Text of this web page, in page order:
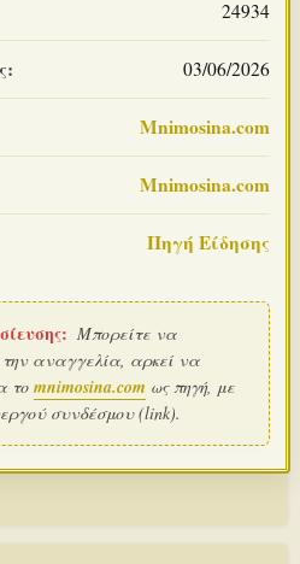
24934
03/06/2026
Mnimosina.com
Mnimosina.com
Πηγή Είδησης
Μπορείτε να
αναγγελία, αρκεί να
το mnimosina.com ως πηγή, με
συνδέσμου (link).